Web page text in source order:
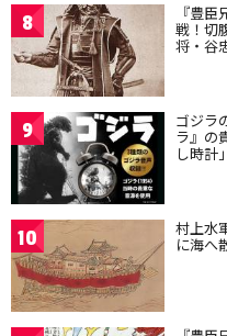
8 『豊
戦！切
将・谷
9 ゴジラ
ラ』の
し時計
10 村上水
に海へ